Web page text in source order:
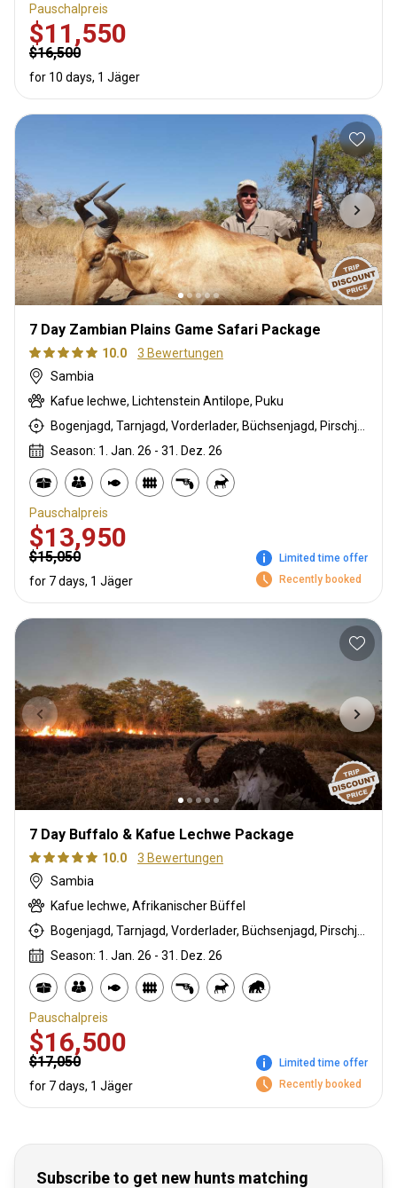
Pauschalpreis
$11,550
$16,500
for 10 days, 1 Jäger
7 Day Zambian Plains Game Safari Package
10.0
3 Bewertungen
Sambia
Kafue lechwe, Lichtenstein Antilope, Puku
Bogenjagd, Tarnjagd, Vorderlader, Büchsenjagd, Pirschjagd
Season: 1. Jan. 26 - 31. Dez. 26
Pauschalpreis
$13,950
$15,050
for 7 days, 1 Jäger
Limited time offer
Recently booked
7 Day Buffalo & Kafue Lechwe Package
10.0
3 Bewertungen
Sambia
Kafue lechwe, Afrikanischer Büffel
Season: 1. Jan. 26 - 31. Dez. 26
Pauschalpreis
$16,500
$17,050
for 7 days, 1 Jäger
Limited time offer
Recently booked
Subscribe to get new hunts matching